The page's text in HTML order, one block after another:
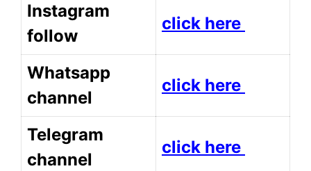
Instagram
follow
click here
Whatsapp
channel
click here
Telegram
channel
click here